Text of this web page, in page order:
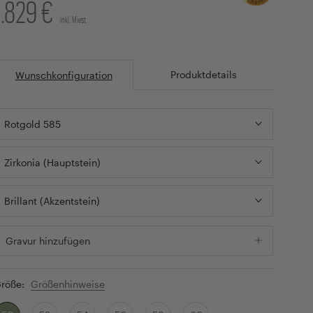
€ inkl. Mwst.
Wunschkonfiguration Produktdetails
Rotgold 585
Zirkonia (Hauptstein)
Brillant (Akzentstein)
Gravur hinzufügen
Größenhinweise